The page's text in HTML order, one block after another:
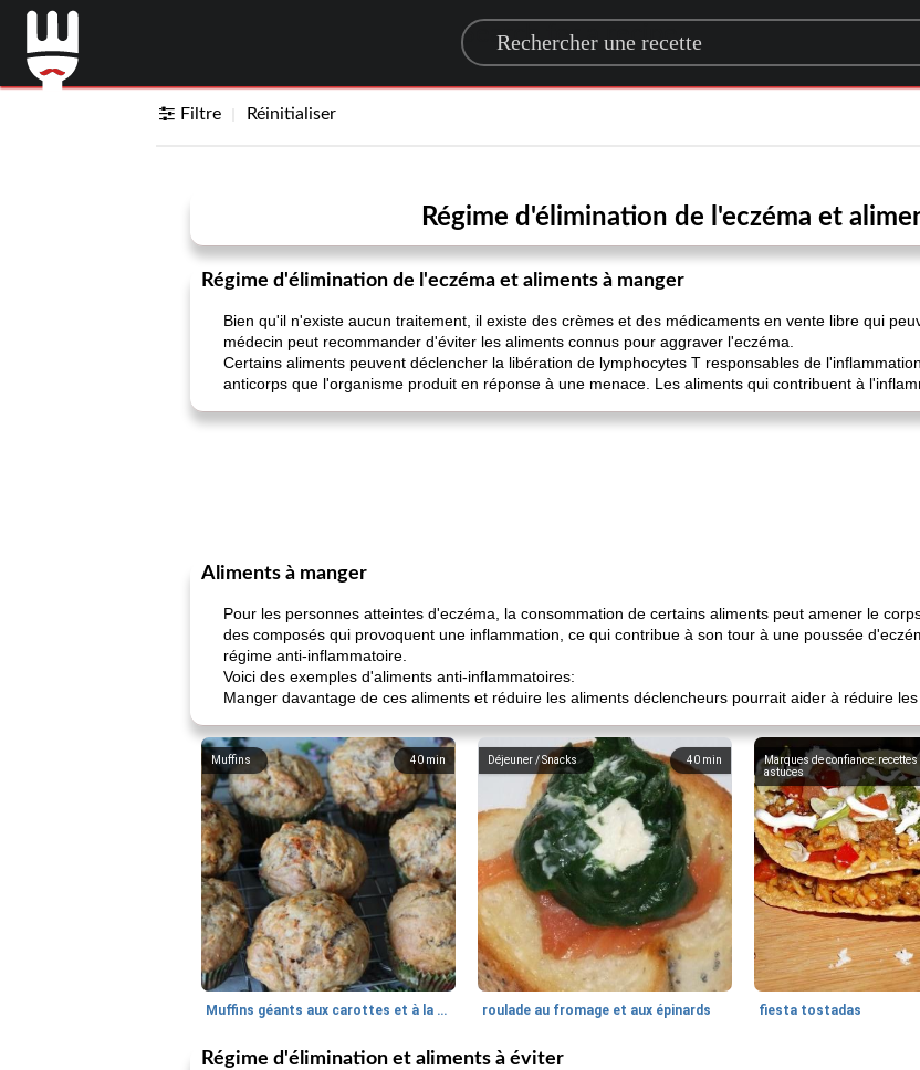
Search for a recipe
Filtre Réinitialiser
Régime d'élimination de l'eczéma et
Régime d'élimination de l'eczéma et aliments à manger
Bien qu'il n'existe aucun traitement, il existe des crèmes et des médicaments en vente libre qui
médecin peut recommander d'éviter les aliments connus pour aggraver l'eczéma.
Certains aliments peuvent déclencher la libération de lymphocytes T responsables de
anticorps que l'organisme produit en réponse à une menace. Les aliments qui contribuent à
Aliments à manger
Pour les personnes atteintes d'eczéma, la consommation de certains aliments peut amener le
des composés qui provoquent une inflammation, ce qui contribue à son tour à une poussée
régime anti-inflammatoire.
Voici des exemples d'aliments anti-inflammatoires:
Manger davantage de ces aliments et réduire les aliments déclencheurs pourrait aider à réduire les
40 min
Muffins
Muffins géants aux carottes et à la banane de Nif
40 min
Déjeuner / Snacks
roulade au fromage et aux épinards
Marques de confiance: recettes
astuces
fiesta tostadas
Régime d'élimination et aliments à éviter